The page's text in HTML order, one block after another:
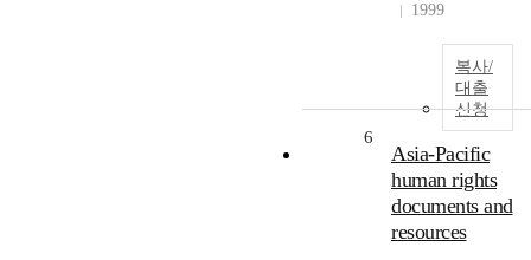
1999
복사/
대출
신청
6
Asia-Pacific
human rights
documents and
resources